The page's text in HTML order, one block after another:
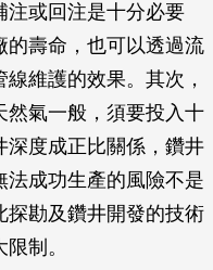
注或回注是十分必要
的壽命，也可以透過流
維護的效果。其次，
然氣一般，須要投入十
深度成正比關係，鑽井
法成功生產的風險不是
探勘及鑽井開發的技術
制。